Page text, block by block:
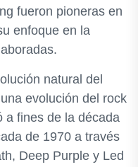
fueron pioneras en
enfoque en la
natural del
evolución del rock
a fines de la década
de 1970 a través
Deep Purple y Led